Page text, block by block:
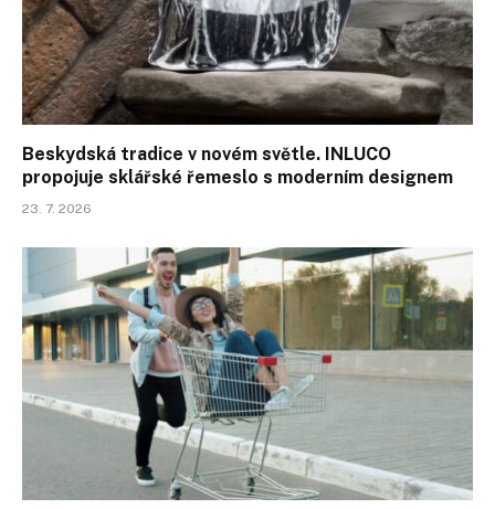
Beskydská tradice v novém světle. INLUCO
propojuje sklářské řemeslo s moderním designem
23. 7. 2026